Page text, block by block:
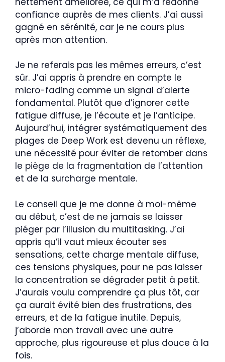
confiance auprès de mes clients. J’ai aussi
gagné en sérénité, car je ne cours plus
après mon attention.
Je ne referais pas les mêmes erreurs, c’est
sûr. J’ai appris à prendre en compte le
micro-fading comme un signal d’alerte
fondamental. Plutôt que d’ignorer cette
fatigue diffuse, je l’écoute et je l’anticipe.
Aujourd’hui, intégrer systématiquement des
plages de Deep Work est devenu un réflexe,
une nécessité pour éviter de retomber dans
le piège de la fragmentation de l’attention
et de la surcharge mentale.
Le conseil que je me donne à moi-même
au début, c’est de ne jamais se laisser
piéger par l’illusion du multitasking. J’ai
appris qu’il vaut mieux écouter ses
sensations, cette charge mentale diffuse,
ces tensions physiques, pour ne pas laisser
la concentration se dégrader petit à petit.
J’aurais voulu comprendre ça plus tôt, car
ça aurait évité bien des frustrations, des
erreurs, et de la fatigue inutile. Depuis,
j’aborde mon travail avec une autre
approche, plus rigoureuse et plus douce à la
fois.